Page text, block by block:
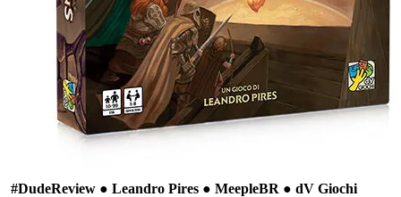
#DudeReview ● Leandro Pires ● MeepleBR ● dV Giochi